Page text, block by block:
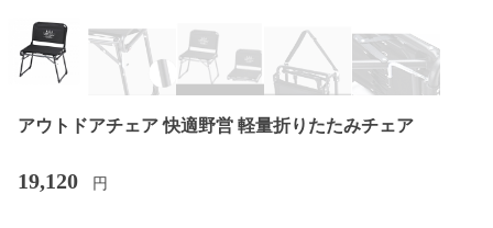
アウトドアチェア 快適野営 軽量折りたたみチェア
19,120 円